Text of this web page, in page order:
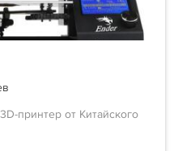
принтер от Китайского